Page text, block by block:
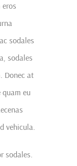
sodales
sodales
Donec at
eu
vehicula.
sodales.